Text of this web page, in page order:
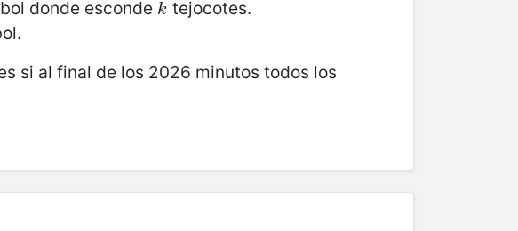
donde esconde k
k tejocotes.
si al final de los 2026 minutos todos los